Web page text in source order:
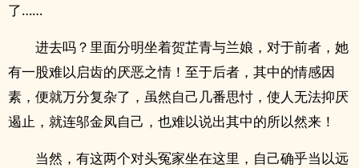
了……
进去吗？里面分明坐着贺芷青与兰娘，对于前者，她
有一股难以启齿的厌恶之情！至于后者，其中的情感因
素，便就万分复杂了，虽然自己几番思忖，使人无法抑厌
遏止，就连邬金凤自己，也难以说出其中的所以然来！
当然，有这两个对头冤家坐在这里，自己确乎当以远